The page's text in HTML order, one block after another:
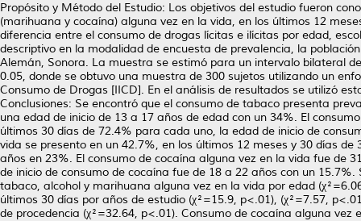
Propósito y Método del Estudio: Los objetivos del estudio fueron
(marihuana y cocaína) alguna vez en la vida, en los últimos 12
diferencia entre el consumo de drogas lícitas e ilícitas por edad,
descriptivo en la modalidad de encuesta de prevalencia, la
Alemán, Sonora. La muestra se estimó para un intervalo bilateral
0.05, donde se obtuvo una muestra de 300 sujetos utilizando un
Consumo de Drogas [IICD]. En el análisis de resultados se utilizó
Conclusiones: Se encontró que el consumo de tabaco presenta
una edad de inicio de 13 a 17 años de edad con un 34%. El
últimos 30 días de 72.4% para cada uno, la edad de inicio de
vida se presento en un 42.7%, en los últimos 12 meses y 30 días
años en 23%. El consumo de cocaína alguna vez en la vida fue de
de inicio de consumo de cocaína fue de 18 a 22 años con un
tabaco, alcohol y marihuana alguna vez en la vida por edad
últimos 30 días por años de estudio (χ²=15.9, p<.01), (χ²=7.57,
de procedencia (χ²=32.64, p<.01). Consumo de cocaína alguna vez